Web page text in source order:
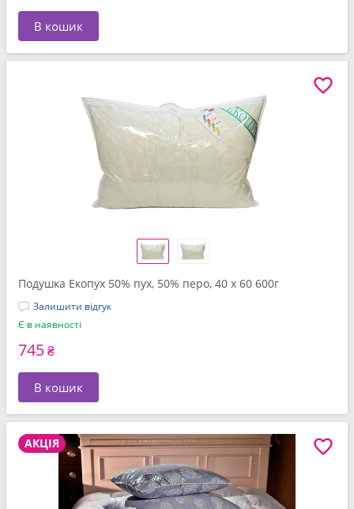
В кошик
Подушка Екопух 50% пух, 50% перо, 40 x 60 600г
Залишити відгук
Є в наявності
745₴
В кошик
АКЦІЯ